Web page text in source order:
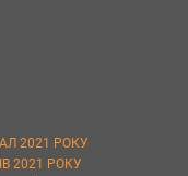
2021 РОКУ
2021 РОКУ